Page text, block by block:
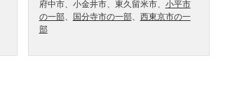
府中市、小金井市、東久留米市、 小平市
の一部、 国分寺市の一部、 西東京市の一
部